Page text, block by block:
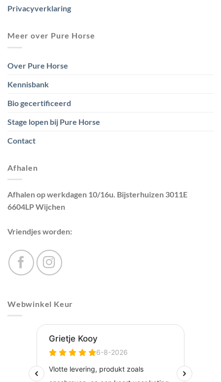
Privacyverklaring
Meer over Pure Horse
Over Pure Horse
Kennisbank
Bio gecertificeerd
Stage lopen bij Pure Horse
Contact
Afhalen
Afhalen op werkdagen 10/16u. Bijsterhuizen 3011E
6604LP Wijchen
Vriendjes worden:
Webwinkel Keur